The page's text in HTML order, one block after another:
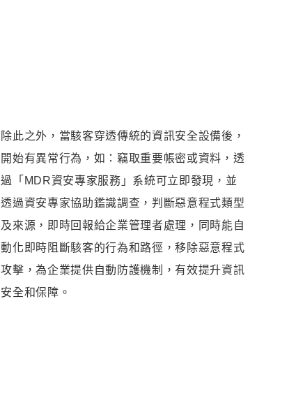
除此之外，當駭客穿透傳統的資訊安全設備後，
開始有異常行為，如：竊取重要帳密或資料，透
過「MDR資安專家服務」系統可立即發現，並
透過資安專家協助鑑識調查，判斷惡意程式類型
及來源，即時回報給企業管理者處理，同時能自
動化即時阻斷駭客的行為和路徑，移除惡意程式
攻擊，為企業提供自動防護機制，有效提升資訊
安全和保障。